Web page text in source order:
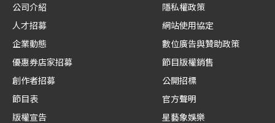
公司介紹
人才招募
企業動態
優惠券店家招募
創作者招募
節目表
版權宣告
隱私權政策
網站使用協定
數位廣告與贊助政策
節目版權銷售
公開招標
官方聲明
星藝象娛樂